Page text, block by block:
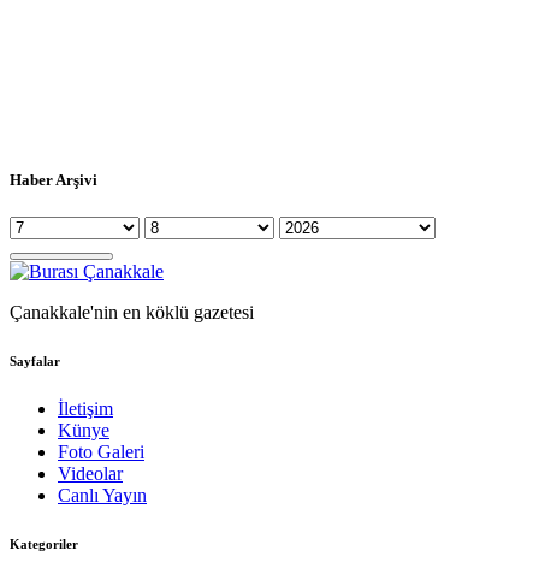
Haber Arşivi
Çanakkale'nin en köklü gazetesi
Sayfalar
İletişim
Künye
Foto Galeri
Videolar
Canlı Yayın
Kategoriler